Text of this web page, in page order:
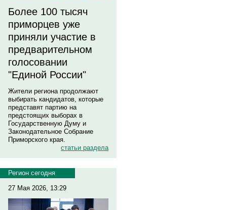
Более 100 тысяч
приморцев уже
приняли участие в
предварительном
голосовании
"Единой России"
Жители региона продолжают
выбирать кандидатов, которые
представят партию на
предстоящих выборах в
Государственную Думу и
Законодательное Собрание
Приморского края.
статьи раздела
Регион сегодня
27 Мая 2026, 13:29